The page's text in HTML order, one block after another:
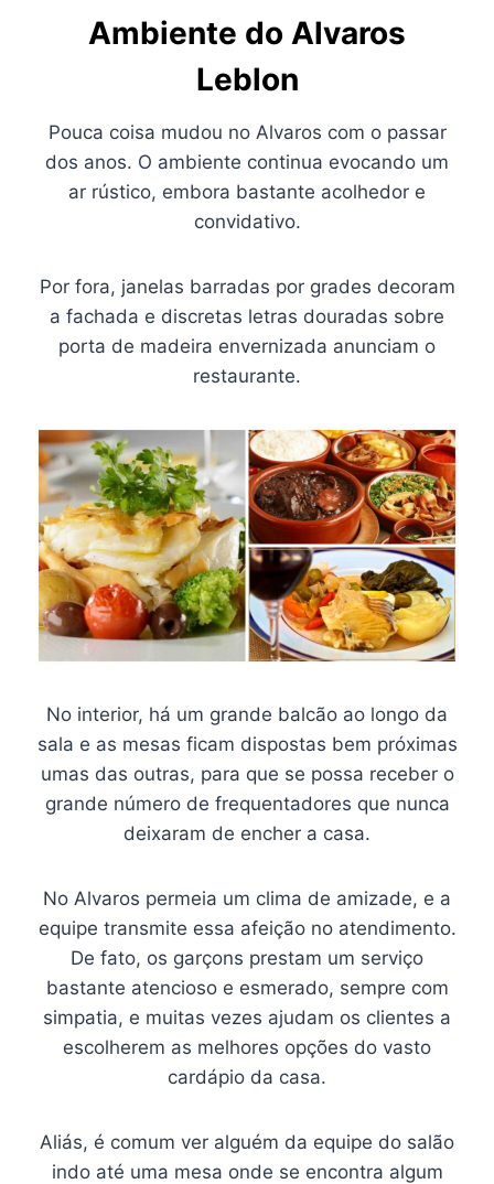
Ambiente do Alvaros
Leblon
Pouca coisa mudou no Alvaros com o passar
dos anos. O ambiente continua evocando um
ar rústico, embora bastante acolhedor e
convidativo.
Por fora, janelas barradas por grades decoram
a fachada e discretas letras douradas sobre
porta de madeira envernizada anunciam o
restaurante.
No interior, há um grande balcão ao longo da
sala e as mesas ficam dispostas bem próximas
umas das outras, para que se possa receber o
grande número de frequentadores que nunca
deixaram de encher a casa.
No Alvaros permeia um clima de amizade, e a
equipe transmite essa afeição no atendimento.
De fato, os garçons prestam um serviço
bastante atencioso e esmerado, sempre com
simpatia, e muitas vezes ajudam os clientes a
escolherem as melhores opções do vasto
cardápio da casa.
Aliás, é comum ver alguém da equipe do salão
indo até uma mesa onde se encontra algum